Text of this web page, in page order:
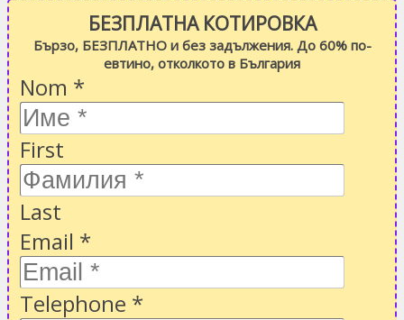
БЕЗПЛАТНА КОТИРОВКА
Бързо, БЕЗПЛАТНО и без задължения. До 60% по-
евтино, отколкото в България
Nom *
First
Last
Email *
Telephone *